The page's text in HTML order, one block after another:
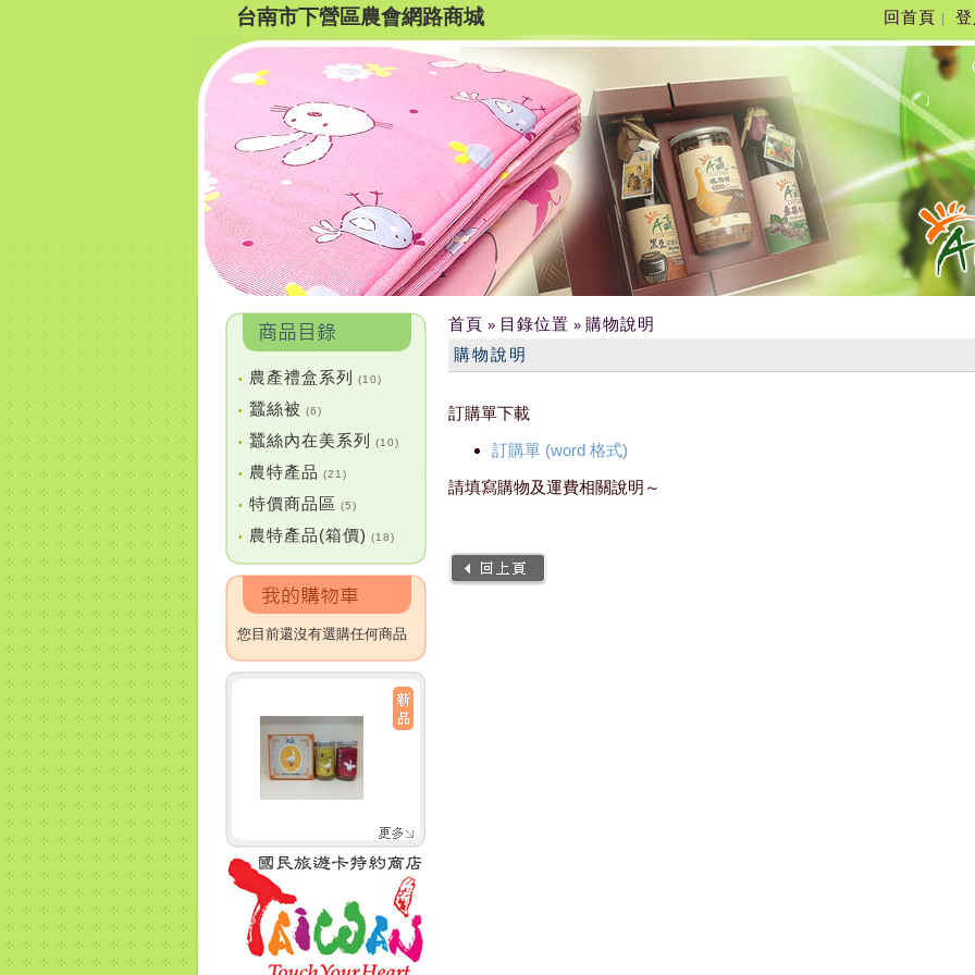
台南市下營區農會網路商城 回首頁
• 農產禮盒系列 (10)
• 蠶絲被 (6)
• 蠶絲內在美系列 (10)
• 農特產品 (21)
• 特價商品區 (5)
• 農特產品(箱價) (18)
您目前還沒有選購任何商品
首頁 » 目錄位置 » 購物說明
購物說明
訂購單下載
訂購單 (word 格式)
請填寫購物及運費相關說明～